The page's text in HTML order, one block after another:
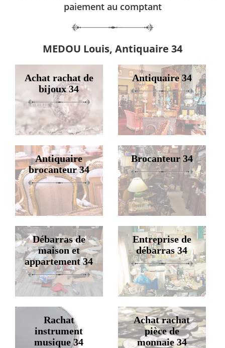
paiement au comptant
MEDOU Louis, Antiquaire 34
Achat rachat de
bijoux 34
Antiquaire 34
Antiquaire
brocanteur 34
Brocanteur 34
Débarras de
maison et
appartement 34
Entreprise de
débarras 34
Rachat
instrument
musique 34
Achat rachat
pièce de
monnaie 34